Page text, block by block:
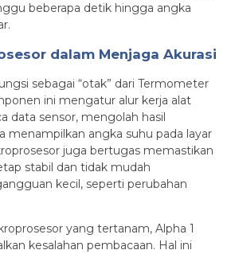
beberapa detik hingga angka
dalam Menjaga Akurasi
sebagai “otak” dari Termometer
ini mengatur alur kerja alat
data sensor, mengolah hasil
menampilkan angka suhu pada layar
juga bertugas memastikan
stabil dan tidak mudah
kecil, seperti perubahan
yang tertanam, Alpha 1
kesalahan pembacaan. Hal ini